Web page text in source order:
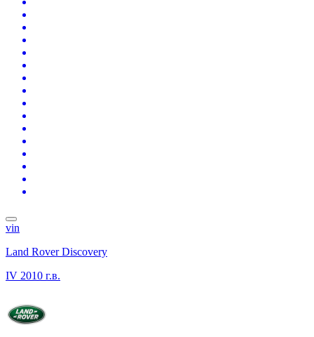
vin
Land Rover Discovery
IV 2010 г.в.